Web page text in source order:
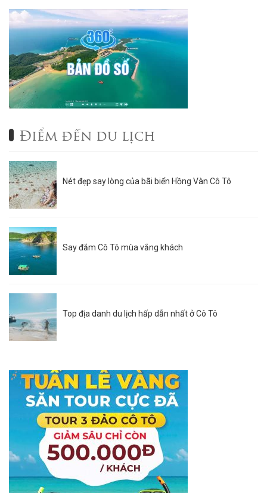
Điểm đến du lịch
Nét đẹp say lòng của bãi biển Hồng Vàn Cô Tô
Say đắm Cô Tô mùa vắng khách
Top địa danh du lịch hấp dẫn nhất ở Cô Tô